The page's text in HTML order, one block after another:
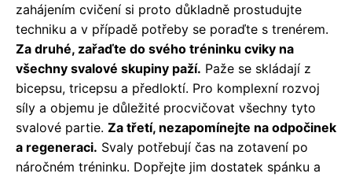
zahájením cvičení si proto důkladně prostudujte
techniku a v případě potřeby se poraďte s trenérem.
Za druhé, zařaďte do svého tréninku cviky na
všechny svalové skupiny paží. Paže se skládají z
bicepsu, tricepsu a předloktí. Pro komplexní rozvoj
síly a objemu je důležité procvičovat všechny tyto
svalové partie. Za třetí, nezapomínejte na odpočinek
a regeneraci. Svaly potřebují čas na zotavení po
náročném tréninku. Dopřejte jim dostatek spánku a